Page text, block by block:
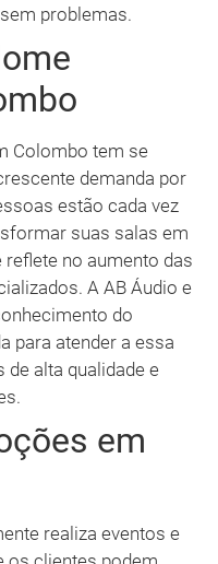
problemas.
Colombo tem se
demanda por
estão cada vez
suas salas em
no aumento das
A AB Áudio e
do
para atender a essa
de alta qualidade e
em
realiza eventos e